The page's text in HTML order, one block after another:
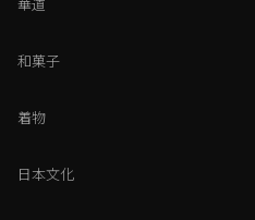
華道
和菓子
着物
日本文化